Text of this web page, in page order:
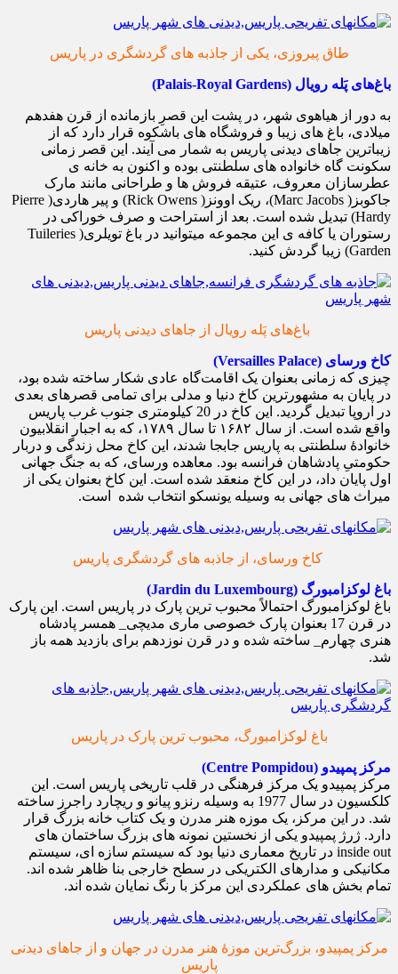
طاق پیروزی، یکی از جاذبه های گردشگری در پاریس
باغ‌های پَله رویال (Palais-Royal Gardens)
به دور از هیاهوی شهر، در پشت این قصرِ بازمانده از قرن هفدهم
میلادی، باغ های زیبا و فروشگاه های باشکوه قرار دارد که از
زیباترین جاهای دیدنی پاریس به شمار می آیند. این قصر زمانی
سکونت گاه خانواده های سلطنتی بوده و اکنون به خانه ی
عطرسازان معروف، عتیقه فروش ها و طراحانی مانند مارک
جاکوبز( Marc Jacobs)، ریک اوونز( Rick Owens) و پیر هاردی( Pierre
Hardy) تبدیل شده است. بعد از استراحت و صرف خوراکی در
رستوران یا کافه ی این مجموعه میتوانید در باغ تویلری( Tuileries
Garden) زیبا گردش کنید.
باغ‌های پَله رویال از جاهای دیدنی پاریس
کاخ ورسای (Versailles Palace)
چیزی که زمانی بعنوان یک اقامت‌گاه عادی شکار ساخته شده بود،
در پایان به مشهورترین کاخ دنیا و مدلی برای تمامی قصرهای بعدی
در اروپا تبدیل گردید. این کاخ در 20 کیلومتری جنوب غرب پاریس
واقع شده است. از سال ۱۶۸۲ تا سال ۱۷۸۹، که به اجبار انقلابیون
خانوادهٔ سلطنتی به پاریس جابجا شدند، این کاخ محل زندگی و دربار
حکومتیِ پادشاهان فرانسه بود. معاهده ورسای، که به جنگ جهانی
اول پایان داد، در این کاخ منعقد شده است. این کاخ بعنوان یکی از
میراث های جهانی به وسیله یونسکو انتخاب شده است.
کاخ ورسای، از جاذبه های گردشگری پاریس
باغ لوکزامبورگ (Jardin du Luxembourg)
باغ لوکزامبورگ احتمالاً محبوب ترین پارک در پاریس است. این پارک
در قرن 17 بعنوان پارک خصوصی ماری مدیچی_ همسر پادشاه
هنری چهارم_ ساخته شده و در قرن نوزدهم برای بازديد همه باز
شد.
باغ لوکزامبورگ، محبوب ترین پارک در پاریس
مرکز پمپیدو (Centre Pompidou)
مرکز پمپیدو یک مرکز فرهنگی در قلب تاریخی پاریس است. این
کلکسیون در سال 1977 به وسیله رنزو پیانو و ریچارد راجرز ساخته
شد. در این مرکز، یک موزه هنر مدرن و یک کتاب خانه بزرگ قرار
دارد. ژرژ پمپیدو یکی از نخستین نمونه های بزرگ ساختمان های
inside out در تاریخ معماری دنیا بود که سیستم سازه ای، سیستم
مکانیکی و مدارهای الکتریکی در سطح خارجی بنا ظاهر شده اند.
تمام بخش های عملکردی این مرکز با رنگ نمایان شده اند.
مرکز پمپیدو، بزرگ‌ترین موزۀ هنر مدرن در جهان و از جاهای دیدنی
پاریس